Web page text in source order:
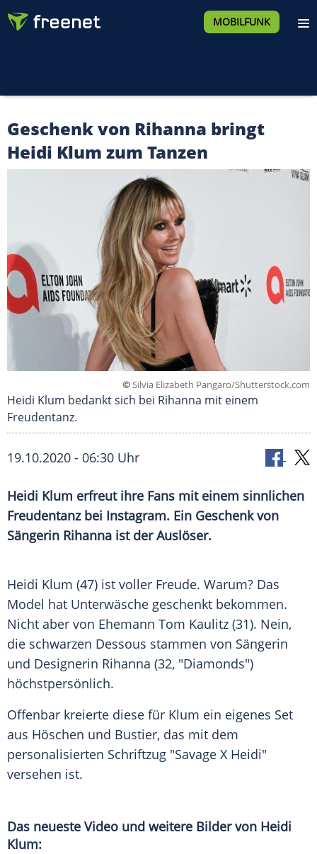
MOBILFUNK
Geschenk von Rihanna bringt
Heidi Klum zum Tanzen
©Silvia Elizabeth Pangaro/Shutterstock.com
Heidi Klum bedankt sich bei Rihanna mit einem
Freudentanz.
19.10.2020 - 06:30 Uhr
Heidi Klum erfreut ihre Fans mit einem sinnlichen
Freudentanzbei Instagram. Ein Geschenk von
Sängerin Rihanna ist der Auslöser.
Heidi Klum (47) ist voller Freude. Warum? Das
Model hat Unterwäsche geschenkt bekommen.
Nicht aber von Ehemann Tom Kaulitz (31). Nein,
die schwarzen Dessous stammen von Sängerin
und Designerin Rihanna (32, "Diamonds")
höchstpersönlich.
Offenbar kreierte diese für Klum ein eigenes Set
aus Höschen und Bustier, das mit dem
personalisierten Schriftzug "Savage X Heidi"
versehen ist.
Das neueste Video und weitere Bilder von Heidi
Klum: